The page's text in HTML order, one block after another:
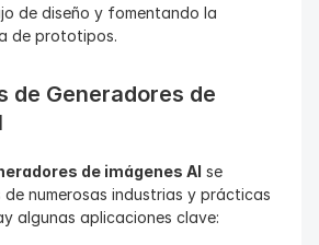
de diseño y fomentando la
de prototipos.
de Generadores de
de imágenes AI se
numerosas industrias y prácticas
algunas aplicaciones clave: